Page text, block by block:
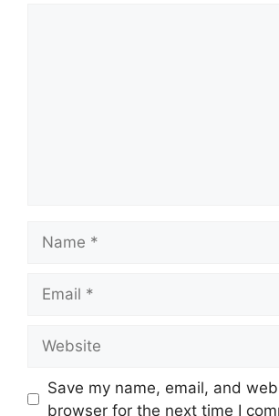
Save my name, email, and
browser for the next time I